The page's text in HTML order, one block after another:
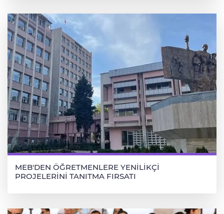
MEB'DEN ÖĞRETMENLERE YENİLİKÇİ
PROJELERİNİ TANITMA FIRSATI